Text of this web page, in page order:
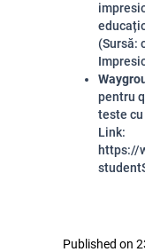
(Sursă:
pentru
teste
Link:
https://
Published on